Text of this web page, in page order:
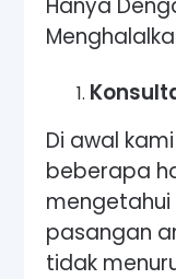
Hanya
Di awal
beberapa
pasangan
tidak